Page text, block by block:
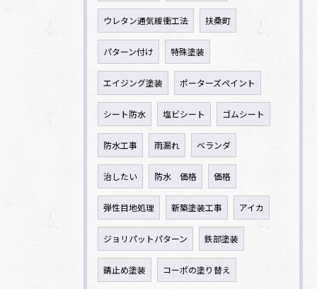
ウレタン通気緩衝工法 扶桑町
パターン付け 特殊塗装
エイジング塗装 ポーターズペイント
シート防水 塩ビシート ゴムシート
防水工事 雨漏れ ベランダ
治したい 防水 価格 価格
弾性目地処理 新築塗装工事 アイカ
ジョリパットパターン 鉄部塗装
錆止め塗装 コーポの塗り替え